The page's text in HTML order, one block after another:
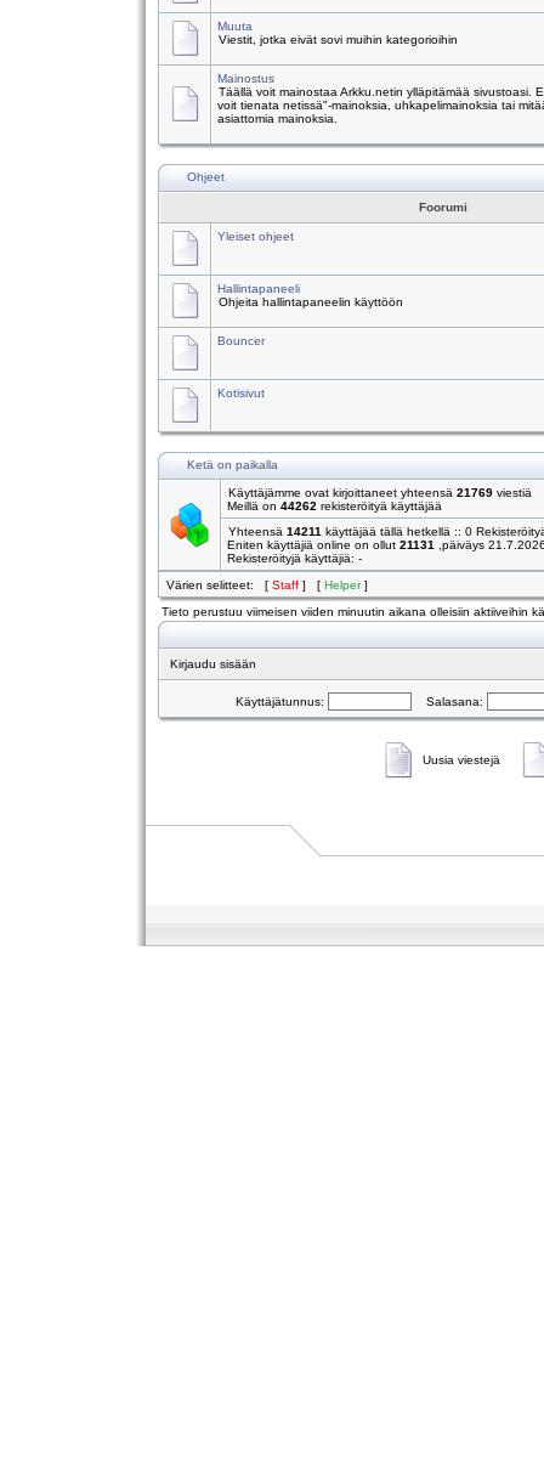
Muuta
Viestit, jotka eivät sovi muihin kategorioihin
Mainostus
Täällä voit mainostaa Arkku.netin ylläpitämää sivustoasi.
voit tienata netissä"-mainoksia, uhkapelimainoksia tai
asiattomia mainoksia.
Ohjeet
Foorumi
Yleiset ohjeet
Hallintapaneeli
Ohjeita hallintapaneelin käyttöön
Bouncer
Kotisivut
Ketä on paikalla
Käyttäjämme ovat kirjoittaneet yhteensä 21769 viestiä
Meillä on 44262 rekisteröityä käyttäjää
Yhteensä 14211 käyttäjää tällä hetkellä :: 0
Eniten käyttäjiä online on ollut 21131
,päiväys
Rekisteröityjä käyttäjiä: -
Värien selitteet: [ Staff ] [ Helper]
Tieto perustuu viimeisen viiden minuutin aikana olleisiin aktiiveihin
Kirjaudu sisään
Käyttäjätunnus: Salasana:
Uusia viestejä